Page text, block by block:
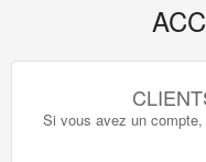
Si vous avez un